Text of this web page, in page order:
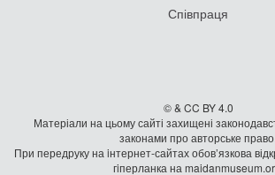
Співпраця
© & CC BY 4.0
Матеріали на цьому сайті захищені
законами про авторське право.
При передруку на iнтернет-сайтах обов’язкова
гiперланка на